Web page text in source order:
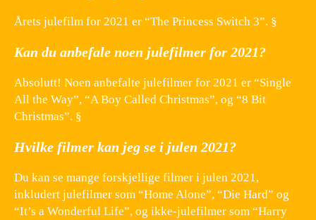
Årets julefilm for 2021 er “The Princess Switch 3”. §
Kan du anbefale noen julefilmer for 2021?
Absolutt! Noen anbefalte julefilmer for 2021 er “Single
All the Way”, “A Boy Called Christmas”, og “8 Bit
Christmas”. §
Hvilke filmer kan jeg se i julen 2021?
Du kan se mange forskjellige filmer i julen 2021,
inkludert julefilmer som “Home Alone”, “Die Hard” og
“It’s a Wonderful Life”, og ikke-julefilmer som “Harry